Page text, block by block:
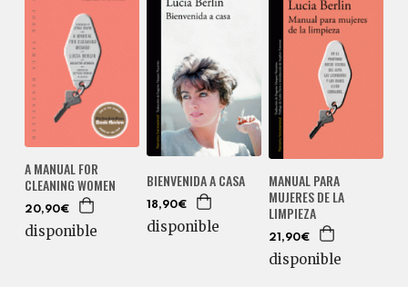
A MANUAL FOR
CLEANING WOMEN
20,90€
disponible
BIENVENIDA A CASA
18,90€
disponible
MANUAL PARA
MUJERES DE LA
LIMPIEZA
21,90€
disponible